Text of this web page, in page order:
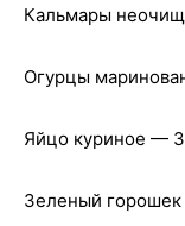
Кальмары
Огурцы
Яйцо куриное —
Зеленый